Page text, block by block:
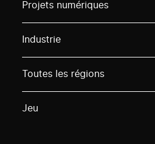
Projets numériques
Industrie
Toutes les régions
Jeu